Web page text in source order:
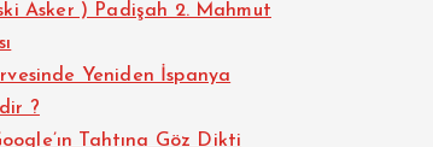
Asker ) Padişah 2. Mahmut
Yeniden İspanya
?
Tahtına Göz Dikti